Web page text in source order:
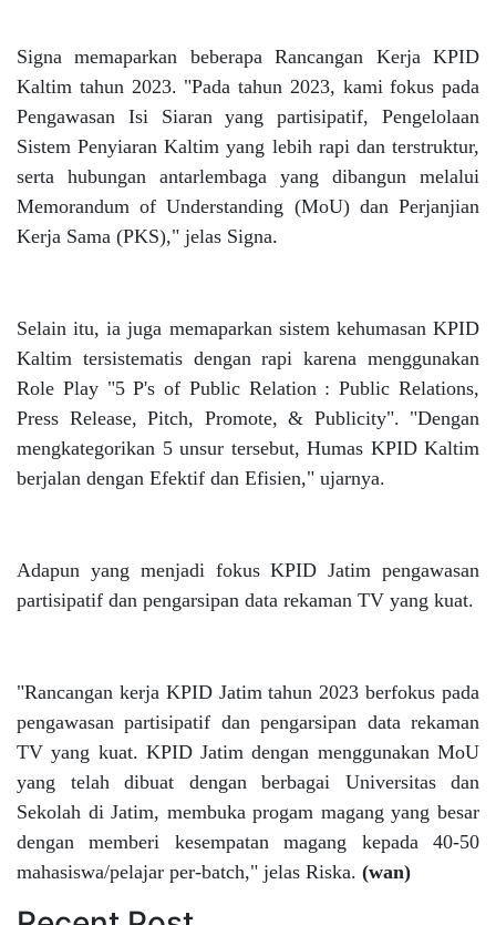
Signa memaparkan beberapa Rancangan Kerja KPID
Kaltim tahun 2023. "Pada tahun 2023, kami fokus pada
Pengawasan Isi Siaran yang partisipatif, Pengelolaan
Sistem Penyiaran Kaltim yang lebih rapi dan terstruktur,
serta hubungan antarlembaga yang dibangun melalui
Memorandum of Understanding (MoU) dan Perjanjian
Kerja Sama (PKS)," jelas Signa.
Selain itu, ia juga memaparkan sistem kehumasan KPID
Kaltim tersistematis dengan rapi karena menggunakan
Role Play "5 P's of Public Relation : Public Relations,
Press Release, Pitch, Promote, & Publicity". "Dengan
mengkategorikan 5 unsur tersebut, Humas KPID Kaltim
berjalan dengan Efektif dan Efisien," ujarnya.
Adapun yang menjadi fokus KPID Jatim pengawasan
partisipatif dan pengarsipan data rekaman TV yang kuat.
"Rancangan kerja KPID Jatim tahun 2023 berfokus pada
pengawasan partisipatif dan pengarsipan data rekaman
TV yang kuat. KPID Jatim dengan menggunakan MoU
yang telah dibuat dengan berbagai Universitas dan
Sekolah di Jatim, membuka progam magang yang besar
dengan memberi kesempatan magang kepada 40-50
mahasiswa/pelajar per-batch," jelas Riska. (wan)